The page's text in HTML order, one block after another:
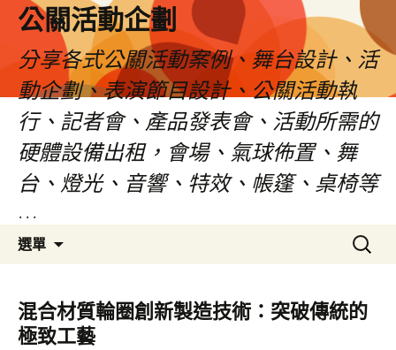
公關活動企劃
分享各式公關活動案例、舞台設計、活
動企劃、表演節目設計、公關活動執
行、記者會、產品發表會、活動所需的
硬體設備出租，會場、氣球佈置、舞
台、燈光、音響、特效、帳篷、桌椅等
…
選單
要
內
容
搜
尋
鍵
字:
混合材質輪圈創新製造技術：突破傳統的
極致工藝